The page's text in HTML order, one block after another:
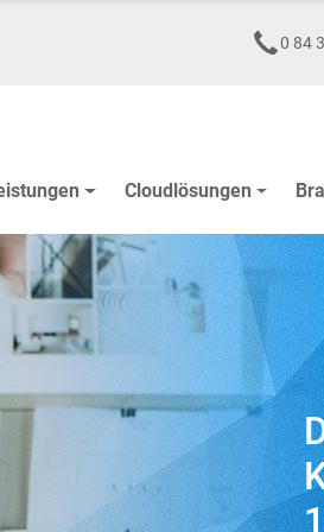
0 84
Cloudlösungen